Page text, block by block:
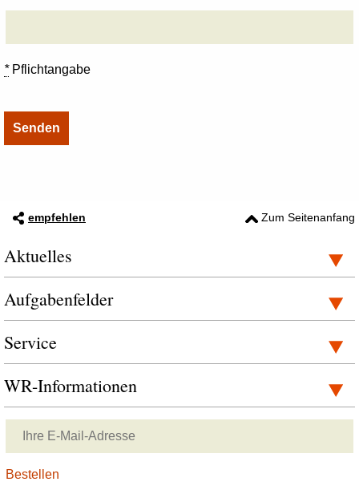
*Pflichtangabe
empfehlen Zum Seitenanfang
Aktuelles
Aufgabenfelder
Service
WR-Informationen